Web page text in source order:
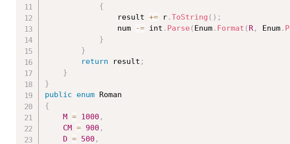
{
                result
+= r.ToString ( ) ;
                num
-= int . Parse( Enum. Format ( R, Enum.
}
}
return result ;
}
}
public
enum
{
M = 1000 ,
CM = 900 ,
D = 500 ,